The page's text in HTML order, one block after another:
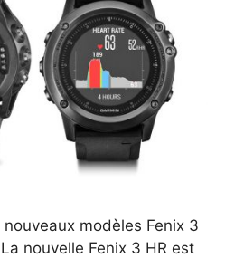
modèles Fenix 3
nouvelle Fenix 3 HR est